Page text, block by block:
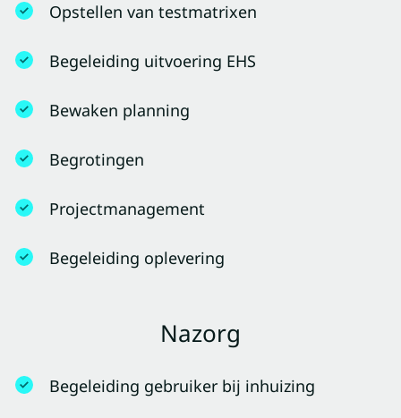
Opstellen van testmatrixen
Begeleiding uitvoering EHS
Bewaken planning
Begrotingen
Projectmanagement
Begeleiding oplevering
Nazorg
Begeleiding gebruiker bij inhuizing